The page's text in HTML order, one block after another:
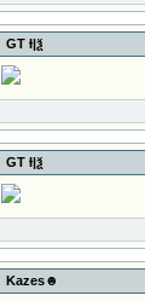
GT Ɨ|ѯ
GT Ɨ|ѯ
Kazes☻